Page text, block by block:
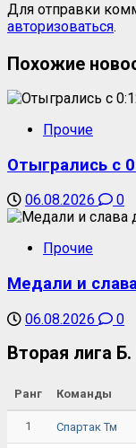
Для отправки
авторизоваться.
Похожие
Прочие
Отыгрались с
06.08.2026 0
Прочие
Медали и
06.08.2026 0
Вторая лига Б.
Ранг Команды
1 Спартак Тм